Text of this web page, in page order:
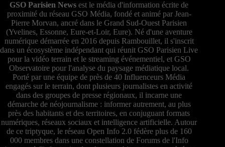
GSO Parisien News est le média d'information écrite de
proximité du réseau GSO Média, fondé et animé par Jean-
Pierre Morvan, ancré dans le Grand Sud-Ouest Parisien
(Yvelines, Essonne, Eure-et-Loir, Eure). Né d'une aventure
numérique démarrée en 2016 depuis Rambouillet, il s'inscrit
dans un écosystème indépendant qui réunit GSO Parisien Live
pour la vidéo terrain et le streaming événementiel, et GSO
Observatoire pour l'analyse du paysage médiatique local.
Porté par une équipe de près de 40 Influenceurs Média
engagés sur le terrain, dont plusieurs journalistes en activité
dans des groupes de presse régionaux, il incarne une
démarche de néojournalisme : informer autrement, au plus
près des habitants et des territoires, en conjuguant formats
numériques, réseaux sociaux et intelligence artificielle. Autour
de ce triptyque, le réseau Open Info 2.0 fédère plus de 160
000 membres dans une constellation de Forums de l'Info